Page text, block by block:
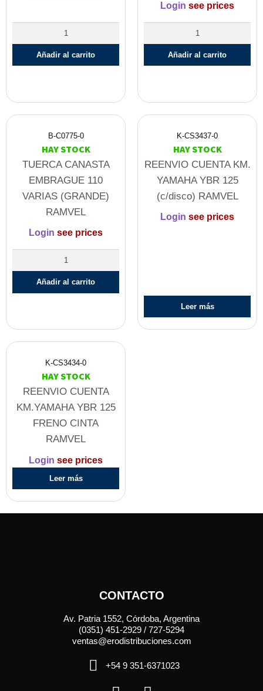
Añadir al carrito
Login see prices
Añadir al carrito
B-C0775-0
HAY STOCK
TUERCA CANASTA
EMBRAGUE 110
VARIAS (GRANDE)
RAMVEL
Login see prices
Añadir al carrito
K-CS3437-0
HAY STOCK
REENVIO CUENTA KM.
YAMAHA YBR 125
(c/disco) RAMVEL
Login see prices
Leer más
K-CS3434-0
HAY STOCK
REENVIO CUENTA
KM.YAMAHA YBR 125
FRENO CINTA
RAMVEL
Login see prices
Leer más
CONTACTO
Av. Patria 1552, Córdoba, Argentina
(0351) 451-2929 / 727-5294
ventas@erodistribuciones.com
+54 9 351-6371023